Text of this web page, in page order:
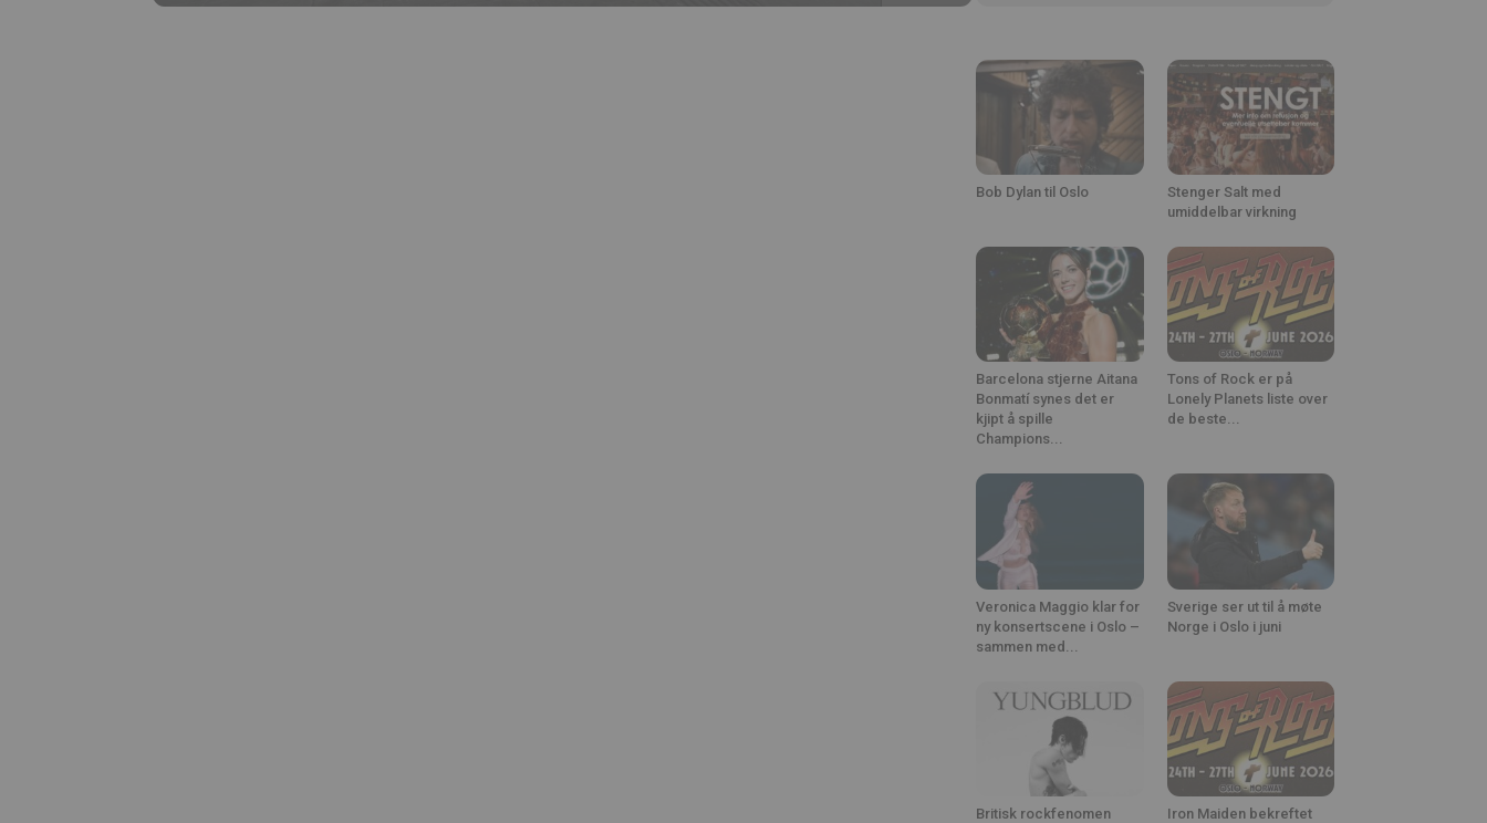
Bob Dylan til Oslo
Stenger Salt med
umiddelbar virkning
Barcelona stjerne Aitana
Bonmatí synes det er
kjipt å spille
Champions...
Tons of Rock er på
Lonely Planets liste over
de beste...
Veronica Maggio klar for
ny konsertscene i Oslo –
sammen med...
Sverige ser ut til å møte
Norge i Oslo i juni
Britisk rockfenomen
Iron Maiden bekreftet